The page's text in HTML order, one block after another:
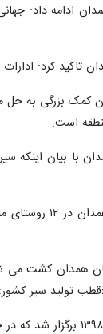
ادامه داد:
کرد: ادارات
کمک بزرگی به
است.
وی اظهار
تولید سیر